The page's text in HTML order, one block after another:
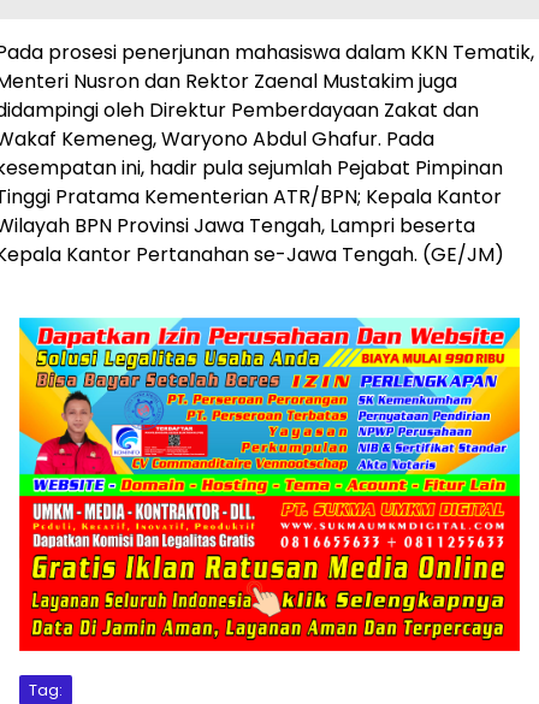
prosesi penerjunan mahasiswa dalam KKN Tematik,
Nusron dan Rektor Zaenal Mustakim juga
oleh Direktur Pemberdayaan Zakat dan
Kemeneg, Waryono Abdul Ghafur. Pada
ini, hadir pula sejumlah Pejabat Pimpinan
Pratama Kementerian ATR/BPN; Kepala Kantor
BPN Provinsi Jawa Tengah, Lampri beserta
Kantor Pertanahan se-Jawa Tengah. (GE/JM)
Tag: